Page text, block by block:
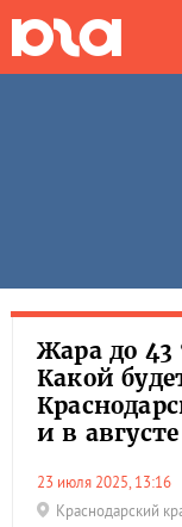
Жара до 43
Какой
и в августе
23 июля 2025, 13:16
Краснодарский